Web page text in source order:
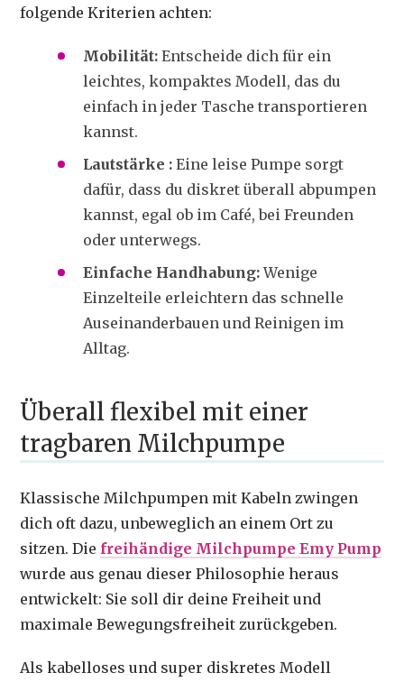
folgende Kriterien achten:
Mobilität:Entscheide dich für ein
leichtes, kompaktes Modell, das du
einfach in jeder Tasche transportieren
kannst.
Lautstärke :Eine leise Pumpe sorgt
dafür, dass du diskret überall abpumpen
kannst, egal ob im Café, bei Freunden
oder unterwegs.
Einfache Handhabung:Wenige
Einzelteile erleichtern das schnelle
Auseinanderbauen und Reinigen im
Alltag.
Überall flexibel mit einer
tragbaren Milchpumpe
Klassische Milchpumpen mit Kabeln zwingen
dich oft dazu, unbeweglich an einem Ort zu
sitzen. Die freihändige Milchpumpe Emy Pump
wurde aus genau dieser Philosophie heraus
entwickelt: Sie soll dir deine Freiheit und
maximale Bewegungsfreiheit zurückgeben.
Als kabelloses und super diskretes Modell